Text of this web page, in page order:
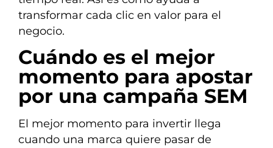
transformar cada clic en valor para el
negocio.
Cuándo es el mejor
momento para apostar
por una campaña SEM
El mejor momento para invertir llega
cuando una marca quiere pasar de